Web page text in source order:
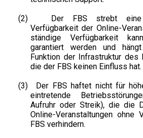
(2)
Der FBS strebt eine
Verfügbarkeit der Online-
ständige Verfügbarkeit
garantiert werden und
Funktion der Infrastruktur des
die der FBS keinen Einfluss hat.
(3)
Der FBS haftet nicht für
eintretende
Aufruhr oder Streik), die die
Online-Veranstaltungen ohne
FBS verhindern.